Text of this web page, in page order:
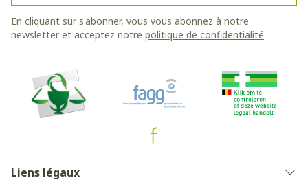
En cliquant sur s'abonner, vous vous abonnez à notre
newsletter et acceptez notre politique de confidentialité.
Liens légaux